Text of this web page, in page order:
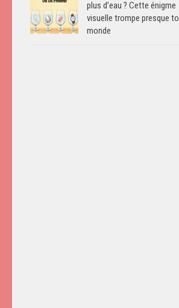
plus d’eau ? Cette énigme
visuelle trompe presque
monde